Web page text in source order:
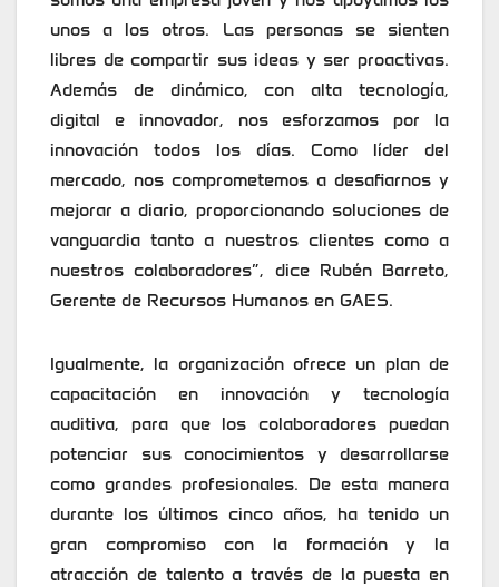
unos a los otros. Las personas se sienten
libres de compartir sus ideas y ser proactivas.
Además de dinámico, con alta tecnología,
digital e innovador, nos esforzamos por la
innovación todos los días. Como líder del
mercado, nos comprometemos a desafiarnos y
mejorar a diario, proporcionando soluciones de
vanguardia tanto a nuestros clientes como a
nuestros colaboradores”, dice Rubén Barreto,
Gerente de Recursos Humanos en GAES.
Igualmente, la organización ofrece un plan de
capacitación en innovación y tecnología
auditiva, para que los colaboradores puedan
potenciar sus conocimientos y desarrollarse
como grandes profesionales. De esta manera
durante los últimos cinco años, ha tenido un
gran compromiso con la formación y la
atracción de talento a través de la puesta en